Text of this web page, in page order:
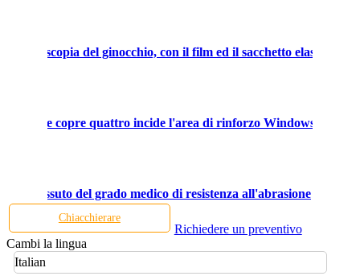
artroscopia del ginocchio, con il film ed il sacchetto elastici.
copre quattro incide l'area di rinforzo Windows
tessuto del grado medico di resistenza all'abrasione
Chiacchierare
Richiedere un preventivo
Cambi la lingua
Italian